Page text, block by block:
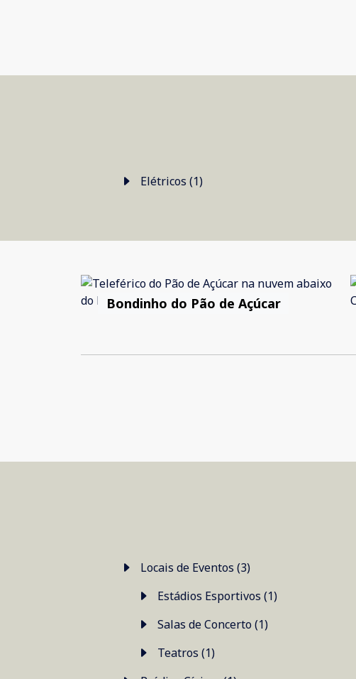
Elétricos (1)
Bondinho do Pão de Açúcar
Locais de Eventos (3)
Estádios Esportivos (1)
Salas de Concerto (1)
Teatros (1)